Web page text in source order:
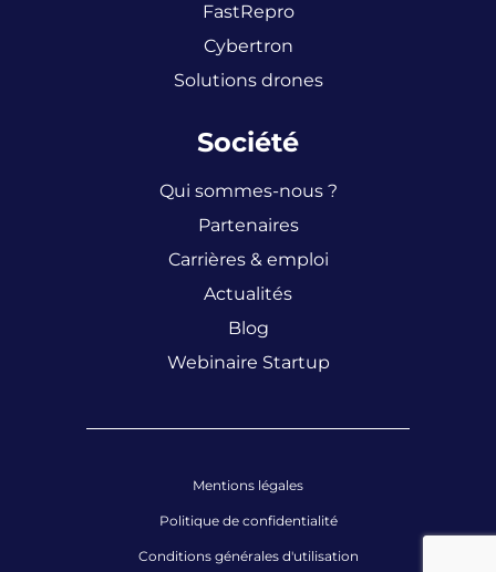
FastRepro
Cybertron
Solutions drones
Société
Qui sommes-nous ?
Partenaires
Carrières & emploi
Actualités
Blog
Webinaire Startup
Mentions légales
Politique de confidentialité
Conditions générales d'utilisation